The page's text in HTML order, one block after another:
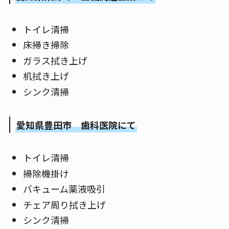
トイレ清掃
床掃き掃除
ガラス拭き上げ
机拭き上げ
シンク清掃
愛知県豊田市 歯科医院にて
トイレ清掃
掃除機掛け
バキューム薬液吸引
チェア周り拭き上げ
シンク清掃